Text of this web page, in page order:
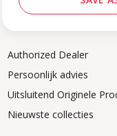
Authorized Dealer
Persoonlijk advies
Uitsluitend Originele
Nieuwste collecties